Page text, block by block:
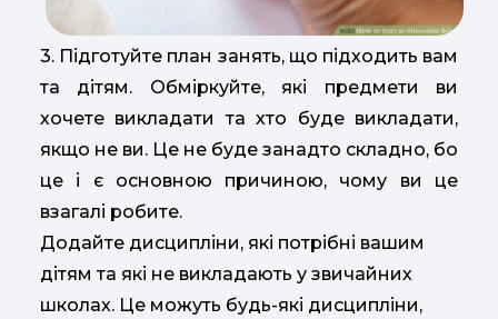
3. Підготуйте план занять, що підходить вам
та дітям. Обміркуйте, які предмети ви
хочете викладати та хто буде викладати,
якщо не ви. Це не буде занадто складно, бо
це і є основною причиною, чому ви це
взагалі робите.
Додайте дисципліни, які потрібні вашим
дітям та які не викладають у звичайних
школах. Це можуть будь-які дисципліни,